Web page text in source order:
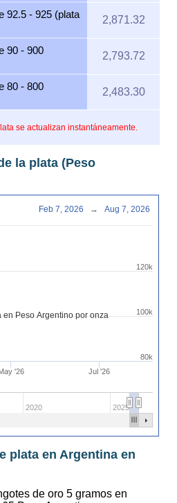
se actualizan instantáneamente.
92.5 - 925 (plata
2,871.32
90 - 900
2,793.72
80 - 800
2,483.30
la plata (Peso
en Peso Argentino por onza
'26 Jul '26
2020 2025
80k
100k
120k
Feb 7, 2026 → Aug 7, 2026
plata en Argentina en
de oro 5 gramos en